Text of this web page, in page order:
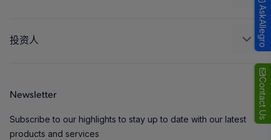
Contact Us
人才招聘
联系我们
投资人
Newsletter
Subscribe to our highlights to stay up to date with our latest
products and services
AskAllegro